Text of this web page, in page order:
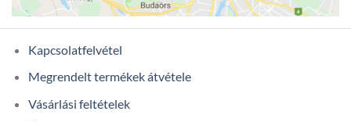
Kapcsolatfelvétel
Megrendelt termékek átvétele
Vásárlási feltételek